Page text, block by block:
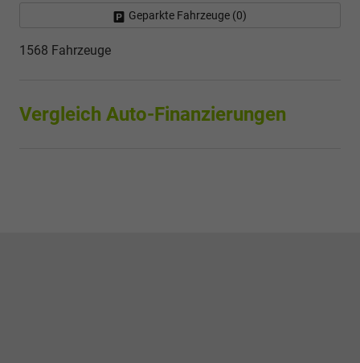
Geparkte Fahrzeuge (0)
1568 Fahrzeuge
Vergleich Auto-Finanzierungen